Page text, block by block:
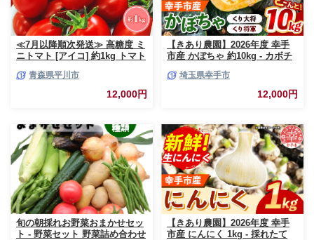
≪7月以降順次発送≫ 高糖度 ミ
ニトマト [アイコ] 約1kg トマト
やさい 減農薬 お取り寄せ 青森
県 平川市 平川 【hi-0016-003】
青森県平川市
12,000円
【きあり農園】2026年度 幸手
市産 かぼちゃ 約10kg - カボチ
直送 野菜 ベジタブル 美味しい
おいしい 緑黄色野菜 大容量 国
産 おすすめ 送料無料 埼玉県 幸
埼玉県幸手市
12,000円
旬の朝採れお野菜おまかせセッ
ト - 野菜セット 野菜詰め合わせ
【きあり農園】2026年度 幸手
市産 にんにく 1kg - 採れたて